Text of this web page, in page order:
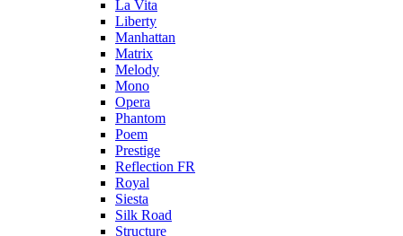
La Vita
Liberty
Manhattan
Matrix
Melody
Mono
Opera
Phantom
Poem
Prestige
Reflection FR
Royal
Siesta
Silk Road
Structure